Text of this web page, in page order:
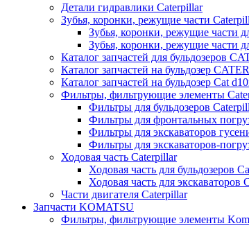
Детали гидравлики Caterpillar
Зубья, коронки, режущие части
Зубья, коронки, режущие части
Зубья, коронки, режущие части
Каталог запчастей для бульдозеров
Каталог запчастей на бульдозер
Каталог запчастей на бульдозер Сat
Фильтры, фильтрующие элементы
Фильтры для бульдозеров
Фильтры для фронтальных
Фильтры для экскаваторов
Фильтры для экскаваторов-
Ходовая часть Caterpillar
Ходовая часть для бульдозеров
Ходовая часть для экскаваторов
Части двигателя Caterpillar
Запчасти KOMATSU
Фильтры, фильтрующие элементы